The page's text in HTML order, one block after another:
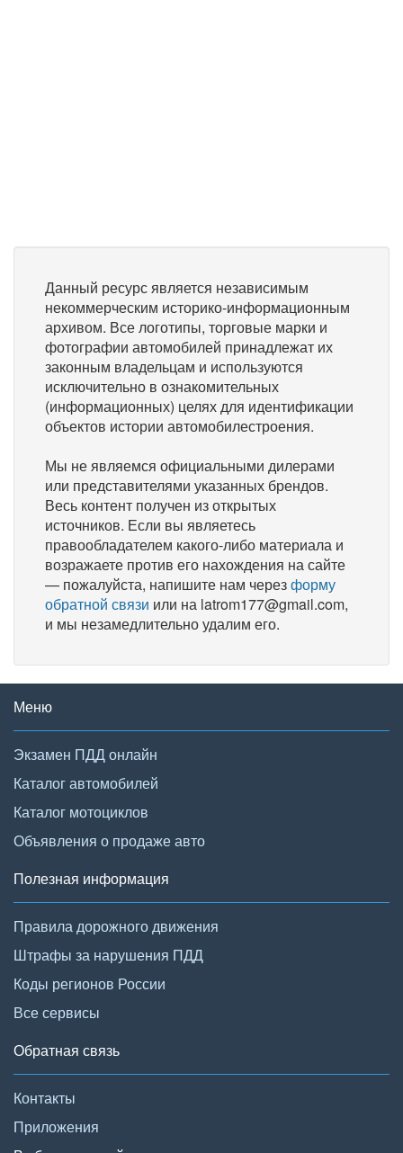
Данный ресурс является независимым
некоммерческим историко-информационным
архивом. Все логотипы, торговые марки и
фотографии автомобилей принадлежат их
законным владельцам и используются
исключительно в ознакомительных
(информационных) целях для идентификации
объектов истории автомобилестроения.
Мы не являемся официальными дилерами
или представителями указанных брендов.
Весь контент получен из открытых
источников. Если вы являетесь
правообладателем какого-либо материала и
возражаете против его нахождения на сайте
— пожалуйста, напишите нам черезформу
обратной связи или на latrom177@gmail.com,
и мы незамедлительно удалим его.
Меню
Экзамен ПДД онлайн
Каталог автомобилей
Каталог мотоциклов
Объявления о продаже авто
Полезная информация
Правила дорожного движения
Штрафы за нарушения ПДД
Коды регионов России
Все сервисы
Обратная связь
Контакты
Приложения